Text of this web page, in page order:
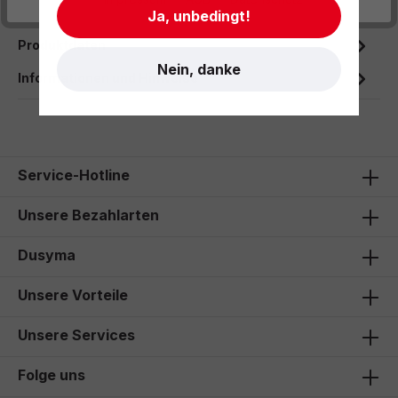
Fasermaler mit ventillierter Kappe.
Produktdaten
Informationen und Hinweise
Service-Hotline
Unsere Bezahlarten
Dusyma
Unsere Vorteile
Unsere Services
Folge uns
Ja, unbedingt!
Nein, danke